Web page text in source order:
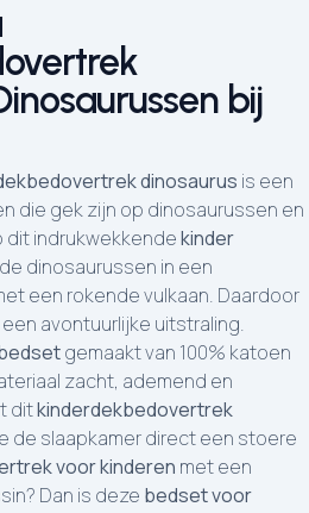
bij
dinosaurus is een
die gek zijn op dinosaurussen en
dit indrukwekkendekinder
dinosaurussen in een
een rokende vulkaan. Daardoor
avontuurlijke uitstraling.
gemaakt van 100% katoen
zacht, ademend en
ditkinderdekbedovertrek
de slaapkamer direct een stoere
voor kinderen met een
Dan is deze bedset voor